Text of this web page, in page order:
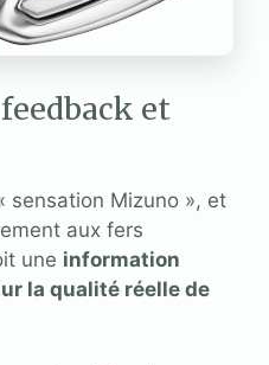
et
sensation Mizuno », et
aux fers
une information
la qualité réelle de